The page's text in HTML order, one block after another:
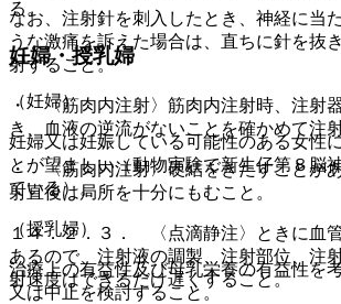
なお、注射針を刺入したとき、神経に当
うな激痛を訴えた場合は、直ちに針を抜
射すること。
・ 〈筋肉内注射〉筋肉内注射時、注射
き、血液の逆流がないことを確かめて注
・ 〈筋肉内注射〉硬結をきたすことが
射直後は局所を十分にもむこと。
１４．２．３． 〈点滴静注〉ときに血
あるので、注射液の調製、注射部位、注
射速度はできるだけ遅くすること。
る。
妊婦・授乳婦
（妊婦）
妊婦又は妊娠している可能性のある女性
とが望ましい（動物実験で新生仔第８脳
ている）。
（授乳婦）
治療上の有益性及び母乳栄養の有益性を
又は中止を検討すること。